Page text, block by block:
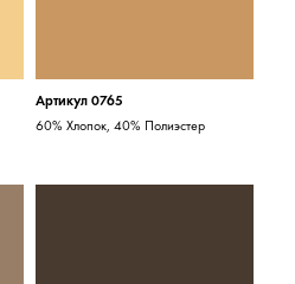
Артикул 0765
60% Хлопок, 40% Полиэстер